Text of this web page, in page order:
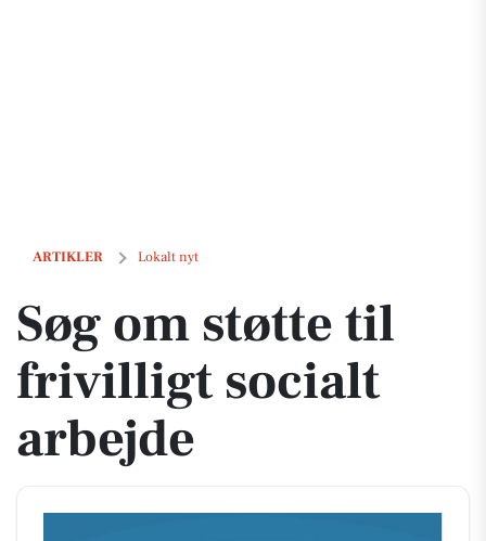
ARTIKLER Lokalt nyt
Søg om støtte til frivilligt socialt arbejde
Søg om støtte til
frivilligt socialt
arbejde